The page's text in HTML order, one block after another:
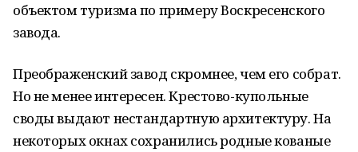
объектом туризма по примеру Воскресенского
завода.
Преображенский завод скромнее, чем его собрат.
Но не менее интересен. Крестово-купольные
своды выдают нестандартную архитектуру. На
некоторых окнах сохранились родные кованые